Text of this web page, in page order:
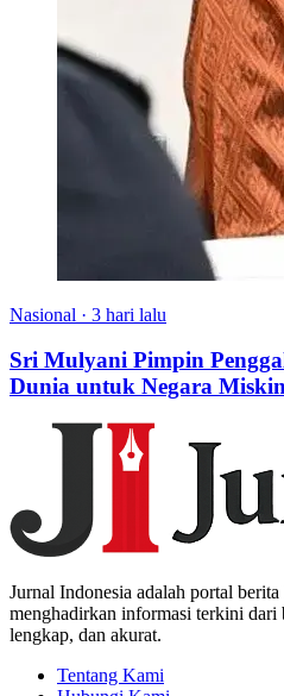
Nasional · 3 hari lalu
Sri Mulyani Pimpin
Dunia untuk Negara
Jurnal Indonesia adalah portal
menghadirkan informasi terkini dari
lengkap, dan akurat.
Tentang Kami